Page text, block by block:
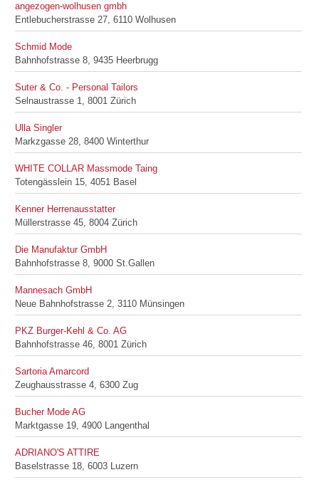
angezogen-wolhusen gmbh
Entlebucherstrasse 27, 6110 Wolhusen
Schmid Mode
Bahnhofstrasse 8, 9435 Heerbrugg
Suter & Co. - Personal Tailors
Selnaustrasse 1, 8001 Zürich
Ulla Singler
Markzgasse 28, 8400 Winterthur
WHITE COLLAR Massmode Taing
Totengässlein 15, 4051 Basel
Kenner Herrenausstatter
Müllerstrasse 45, 8004 Zürich
Die Manufaktur GmbH
Bahnhofstrasse 8, 9000 St.Gallen
Mannesach GmbH
Neue Bahnhofstrasse 2, 3110 Münsingen
PKZ Burger-Kehl & Co. AG
Bahnhofstrasse 46, 8001 Zürich
Sartoria Amarcord
Zeughausstrasse 4, 6300 Zug
Bucher Mode AG
Marktgasse 19, 4900 Langenthal
ADRIANO'S ATTIRE
Baselstrasse 18, 6003 Luzern